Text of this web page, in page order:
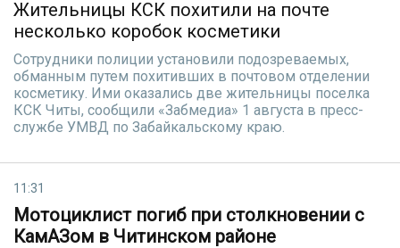
Жительницы КСК похитили на почте
несколько коробок косметики
Сотрудники полиции установили подозреваемых,
обманным путем похитивших в почтовом отделении
косметику. Ими оказались две жительницы поселка
КСК Читы, сообщили «Забмедиа» 1 августа в пресс-
службе УМВД по Забайкальскому краю.
11:31
Мотоциклист погиб при столкновении с
КамАЗом в Читинском районе